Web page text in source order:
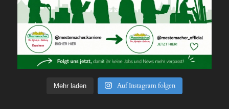
Mehr laden Auf Instagram folgen